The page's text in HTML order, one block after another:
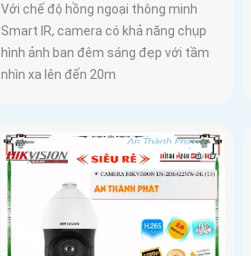
Với chế độ hồng ngoại thông minh
Smart IR, camera có khả năng chụp
hình ảnh ban đêm sáng đẹp với tầm
nhìn xa lên đến 20m